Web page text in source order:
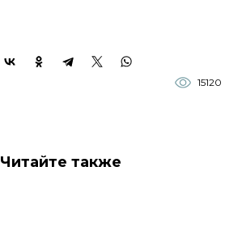
15120
Читайте также